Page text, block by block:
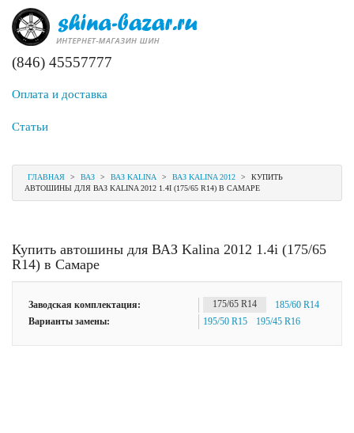
(846) 45557777
Оплата и доставка
Статьи
ГЛАВНАЯ > ВАЗ > ВАЗ KALINA > ВАЗ KALINA 2012 >
КУПИТЬ
АВТОШИНЫ ДЛЯ ВАЗ KALINA 2012 1.4I (175/65 R14) В САМАРЕ
Купить автошины для ВАЗ Kalina 2012 1.4i (175/65
R14) в Самаре
Заводская комплектация: 175/65 R14
185/60 R14
Варианты замены:
195/50 R15 195/45 R16